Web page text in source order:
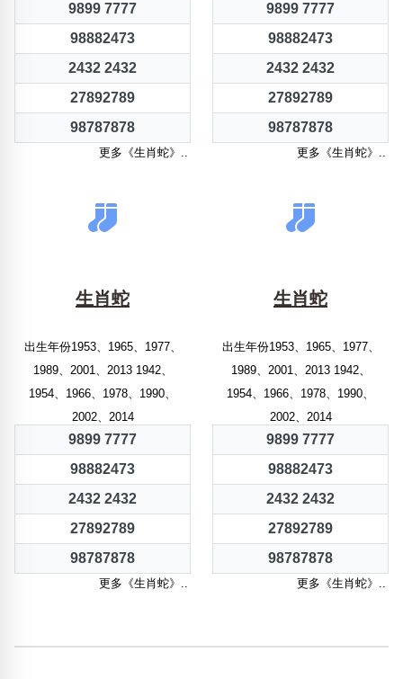
9899 7777
98882473
2432 2432
27892789
98787878
更多《生肖蛇》..
9899 7777
98882473
2432 2432
27892789
98787878
更多《生肖蛇》..
生肖蛇
出生年份1953、1965、1977、
1989、2001、2013 1942、
1954、1966、1978、1990、
2002、2014
9899 7777
98882473
2432 2432
27892789
98787878
更多《生肖蛇》..
生肖蛇
出生年份1953、1965、1977、
1989、2001、2013 1942、
1954、1966、1978、1990、
2002、2014
9899 7777
98882473
2432 2432
27892789
98787878
更多《生肖蛇》..